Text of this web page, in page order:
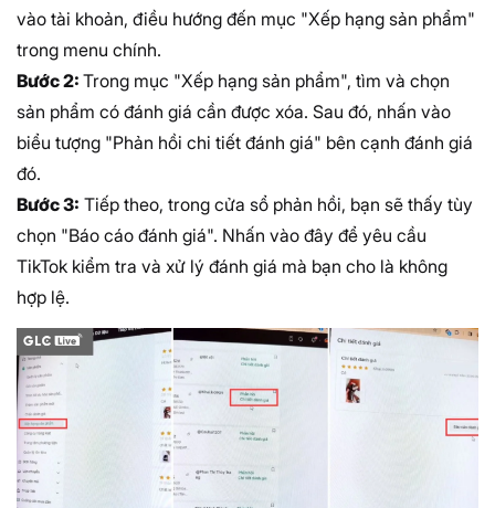
vào tài khoản, điều hướng đến mục "Xếp hạng sản phẩm"
trong menu chính.
Bước 2: Trong mục "Xếp hạng sản phẩm", tìm và chọn
sản phẩm có đánh giá cần được xóa. Sau đó, nhấn vào
biểu tượng "Phản hồi chi tiết đánh giá" bên cạnh đánh giá
đó.
Bước 3: Tiếp theo, trong cửa sổ phản hồi, bạn sẽ thấy tùy
chọn "Báo cáo đánh giá". Nhấn vào đây để yêu cầu
TikTok kiểm tra và xử lý đánh giá mà bạn cho là không
hợp lệ.